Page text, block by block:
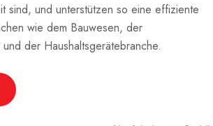
sind, und unterstützen so eine effiziente
wie dem Bauwesen, der
der Haushaltsgerätebranche.